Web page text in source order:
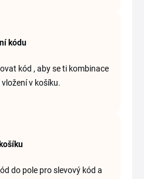
kódu
kód , aby se ti kombinace
v košíku.
do pole pro slevový kód a